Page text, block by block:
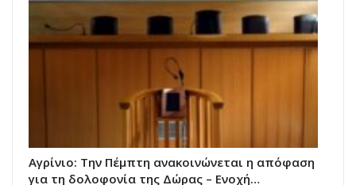
Αγρίνιο: Την Πέμπτη ανακοινώνεται η απόφαση
για τη δολοφονία της Δώρας – Ενοχή…